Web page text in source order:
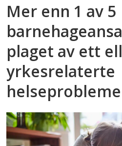
Mer enn 1 av 5
plaget av ett
yrkesrelaterte